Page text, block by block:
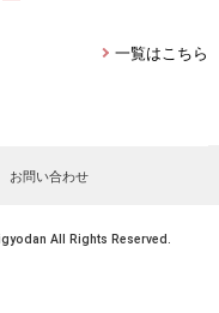
一覧はこちら
お問い合わせ
All Rights Reserved.